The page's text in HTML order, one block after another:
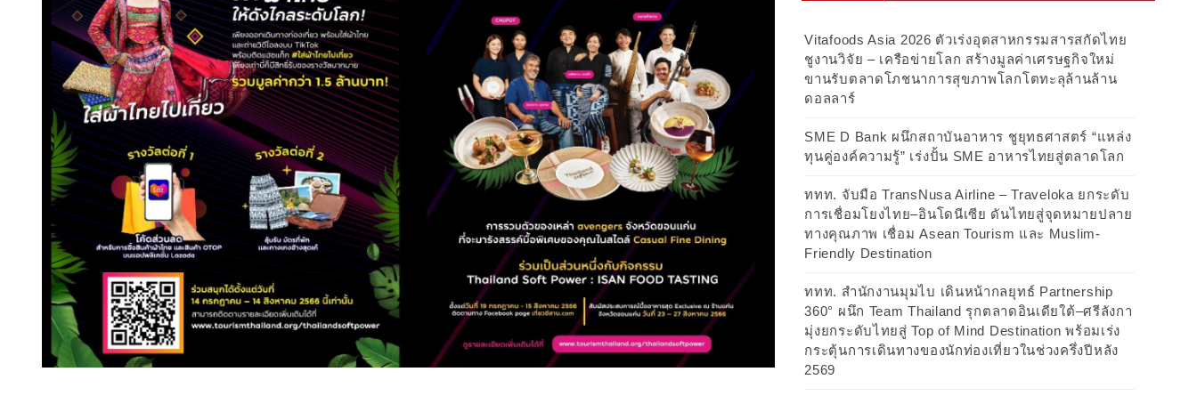
Vitafoods Asia 2026 ตัวเร่งอุตสาหกรรมสารสกัดไทย
ชูงานวิจัย – เครือข่ายโลก สร้างมูลค่าเศรษฐกิจใหม่
ขานรับตลาดโภชนาการสุขภาพโลกโตทะลุล้านล้าน
ดอลลาร์
SME D Bank ผนึกสถาบันอาหาร ชูยุทธศาสตร์ “แหล่ง
ทุนคู่องค์ความรู้” เร่งปั้น SME อาหารไทยสู่ตลาดโลก
ททท. จับมือ TransNusa Airline – Traveloka ยกระดับ
การเชื่อมโยงไทย–อินโดนีเซีย ดันไทยสู่จุดหมายปลาย
ทางคุณภาพ เชื่อม Asean Tourism และ Muslim-
Friendly Destination
ททท. สำนักงานมุมไบ เดินหน้ากลยุทธ์ Partnership
360° ผนึก Team Thailand รุกตลาดอินเดียใต้–ศรีลังกา
มุ่งยกระดับไทยสู่ Top of Mind Destination พร้อมเร่ง
กระตุ้นการเดินทางของนักท่องเที่ยวในช่วงครึ่งปีหลัง
2569